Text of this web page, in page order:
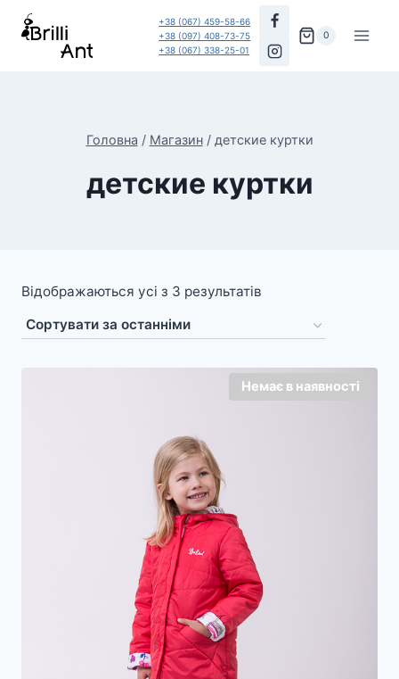
Перейти
+38 (067) 459-58-66
+38 (097) 408-73-75
+38 (067) 338-25-01
0
Головна / Магазин / детские куртки
детские куртки
Відображаються усі з 3 результатів
Немає в наявності